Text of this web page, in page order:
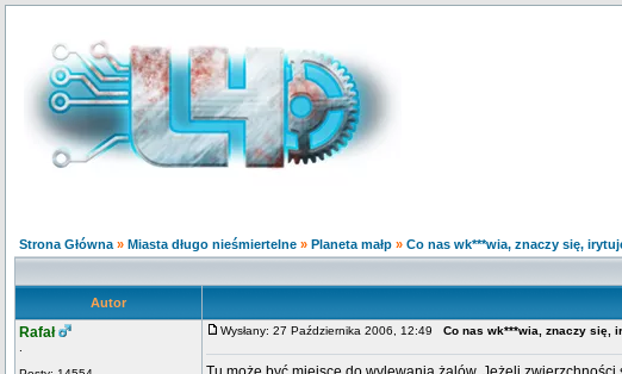
Strona Główna » Miasta długo nieśmiertelne » Planeta małp » Co nas wk***wia, znaczy się,
Autor
Rafał Wysłany: 27 Października 2006, 12:49 Co nas wk***wia, znaczy się,